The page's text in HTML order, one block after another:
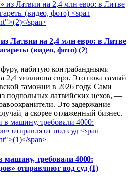
Латвии на 2,4 млн евро: в Литве
(видео, фото) (2)
набитую контрабандными
2,4 миллиона евро. Это пока самый
таможни в 2026 году. Сами
подпольных латвийских цехов, —
Это задержание —
а скорее отлаженный бизнес.
машину, требовали 4000:
отправляют под суд (1)